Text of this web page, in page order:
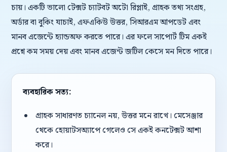
চায়। একটি ভালো টেক্সট চ্যাটবট অটো রিপ্লাই, গ্রাহক তথ্য সংগ্রহ,
অর্ডার বা বুকিং যাচাই, এফএকিউ উত্তর, সিআরএম আপডেট এবং
মানব এজেন্টে হ্যান্ডঅফ করতে পারে। এর ফলে সাপোর্ট টিম একই
প্রশ্নে কম সময় দেয় এবং মানব এজেন্ট জটিল কেসে মন দিতে পারে।
ব্যবহারিক সত্য:
গ্রাহক সাধারণত চ্যানেল নয়, উত্তর মনে রাখে। মেসেঞ্জার
থেকে হোয়াটসঅ্যাপে গেলেও সে একই কনটেক্সট আশা
করে।